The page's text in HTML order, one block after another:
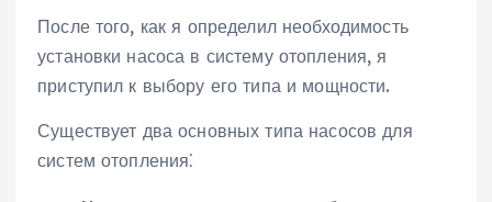
После того, как я определил необходимость
установки насоса в систему отопления, я
приступил к выбору его типа и мощности.
Существует два основных типа насосов для
систем отопления⁚